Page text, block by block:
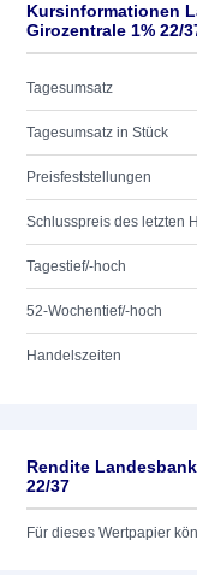
Kursinformationen
Girozentrale 1% 22/
Tagesumsatz
Tagesumsatz in Stück
Preisfeststellungen
Schlusspreis des letzten
Tagestief/-hoch
52-Wochentief/-hoch
Handelszeiten
Rendite
22/37
Für dieses Wertpapier